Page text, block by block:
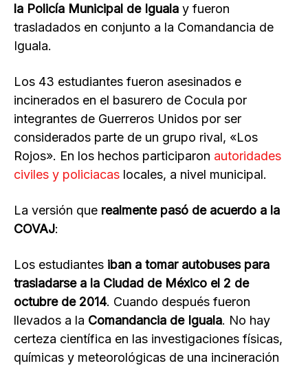
la Policía Municipal de Iguala y fueron
trasladados en conjunto a la Comandancia de
Iguala.
Los 43 estudiantes fueron asesinados e
incinerados en el basurero de Cocula por
integrantes de Guerreros Unidos por ser
considerados parte de un grupo rival, «Los
Rojos». En los hechos participaron autoridades
civiles y policiacas locales, a nivel municipal.
La versión que realmente pasó de acuerdo a la
COVAJ:
Los estudiantes iban a tomar autobuses para
trasladarse a la Ciudad de México el 2 de
octubre de 2014. Cuando después fueron
llevados a la Comandancia de Iguala. No hay
certeza científica en las investigaciones físicas,
químicas y meteorológicas de una incineración